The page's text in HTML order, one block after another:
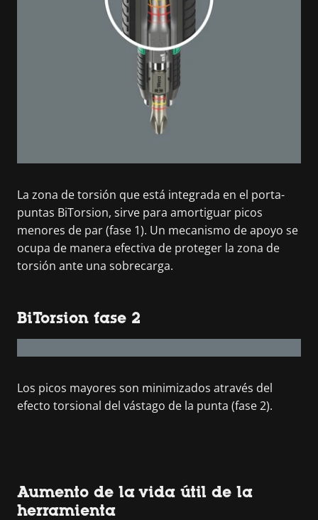
La zona de torsión que está integrada en el porta-
puntas BiTorsion, sirve para amortiguar picos
menores de par (fase 1). Un mecanismo de apoyo se
ocupa de manera efectiva de proteger la zona de
torsión ante una sobrecarga.
BiTorsion fase 2
Los picos mayores son minimizados através del
efecto torsional del vástago de la punta (fase 2).
Aumento de la vida útil de la
herramienta